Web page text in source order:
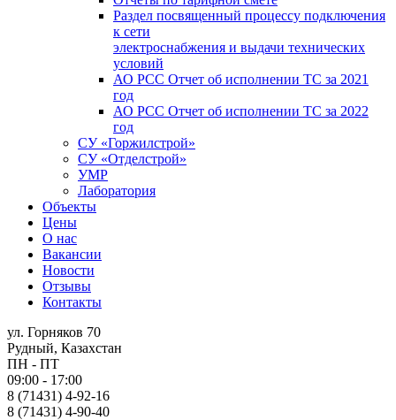
Раздел посвященный процессу подключения
к сети
электроснабжения и выдачи технических
условий
АО РСС Отчет об исполнении ТС за 2021
год
АО РСС Отчет об исполнении ТС за 2022
год
СУ «Горжилстрой»
СУ «Отделстрой»
УМР
Лаборатория
Объекты
Цены
О нас
Вакансии
Новости
Отзывы
Контакты
ул. Горняков 70
Рудный, Казахстан
ПН - ПТ
09:00 - 17:00
8 (71431) 4-92-16
8 (71431) 4-90-40